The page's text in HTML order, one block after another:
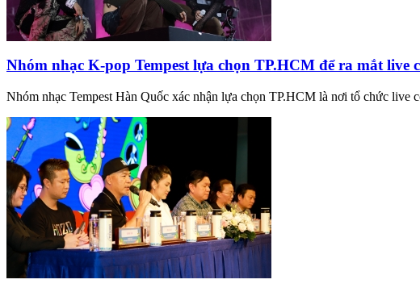
Nhóm nhạc K-pop Tempest lựa chọn TP.HCM để ra mắt live
Nhóm nhạc Tempest Hàn Quốc xác nhận lựa chọn TP.HCM là nơi tổ chức live